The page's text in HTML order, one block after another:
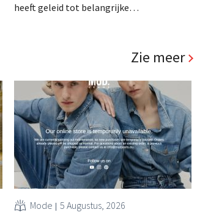
heeft geleid tot belangrijke
nieuwe analyse onderzoekt wie het meest
kon profiteren van het wegvallen van een
concurrent. .
Zie meer
Mode 5 Augustus, 2026